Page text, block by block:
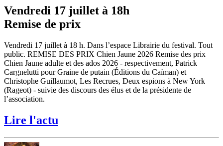
Vendredi 17 juillet à 18h
Remise de prix
Vendredi 17 juillet à 18 h. Dans l’espace Librairie du festival. Tout
public. REMISE DES PRIX Chien Jaune 2026 Remise des prix
Chien Jaune adulte et des ados 2026 - respectivement, Patrick
Cargnelutti pour Graine de putain (Éditions du Caïman) et
Christophe Guillaumot, Les Recrues, Deux espions à New York
(Rageot) - suivie des discours des élus et de la présidente de
l’association.
Lire l'actu